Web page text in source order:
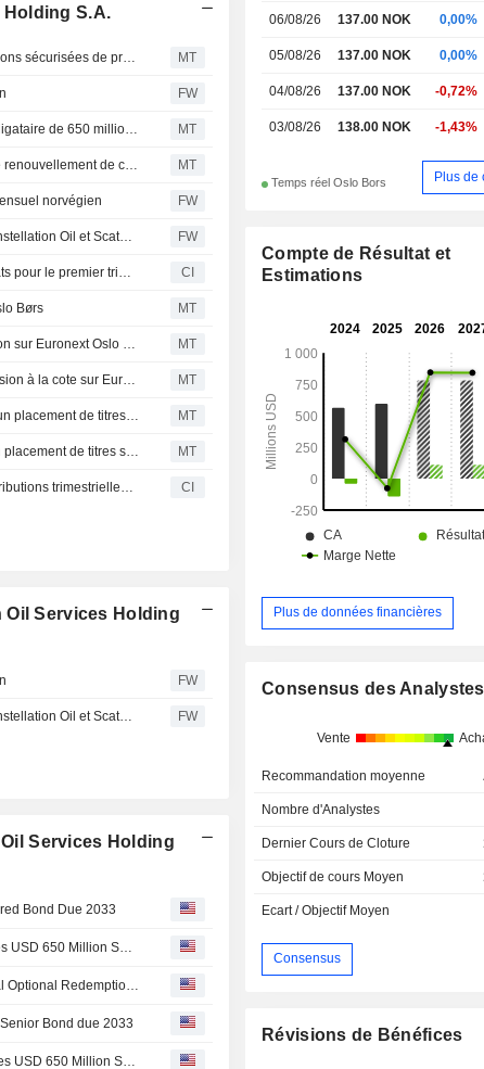
S.A.
Constellation Oil Services finalise son émission d'obligations sécurisées de premier rang à échéance 2033 MT
FW
Constellation Oil Services fixe le prix de son émission obligataire de 650 millions de dollars à échéance 2033 MT
Fitch relève la note de Constellation Oil Services après le renouvellement de contrats de forage MT
norvégien FW
Pareto remanie son portefeuille norvégien pour juin : Constellation Oil et Scatec font leur entrée FW
Constellation Oil Services Holding S.A. publie ses résultats pour le premier trimestre clos le 31 mars 2026 CI
Børs MT
Constellation Oil Services reçoit le feu vert pour sa cotation sur Euronext Oslo Børs MT
Constellation Oil Services dépose une demande d'admission à la cote sur Euronext Oslo Børs MT
Les actionnaires de Constellation Oil Services finalisent un placement de titres secondaire MT
Les actionnaires de Constellation Oil Services lancent un placement de titres secondaire MT
Constellation Oil Services Holding S.A. approuve les distributions trimestrielles de prime d'emission des tranches 1, 2, 3 et 4 sur actions ordinaires, payables respectivement les 21 mai, 16 juin, 4 septembre et 7 decembre 2026 CI
Services Holding
FW
FW
Services Holding
Bond Due 2033
Bond due 2033
services de forage pétrolier et gazier.
06/08/26 137.00 NOK 0,00%
05/08/26 137.00 NOK 0,00%
04/08/26 137.00 NOK -0,72%
03/08/26 138.00 NOK -1,43%
Temps réel Oslo Bors Plus de
Compte de Résultat et
Estimations
Plus de données financières
Consensus des Analystes
Vente
Recommandation moyenne
Nombre d'Analystes
Dernier Cours de Cloture
Objectif de cours Moyen
Ecart / Objectif Moyen
Consensus
Révisions de Bénéfices